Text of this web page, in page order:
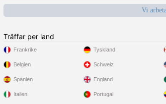
Vi
Träffar per land
Frankrike
Belgien
Spanien
Italien
Tyskland
Schweiz
England
Portugal